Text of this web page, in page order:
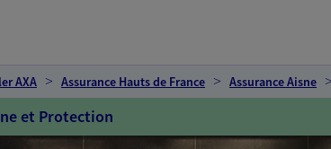
AXA Assurance Hauts de France Assurance Aisne
et Protection